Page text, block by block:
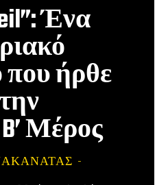
Ένα
που ήρθε
Μέρος
-